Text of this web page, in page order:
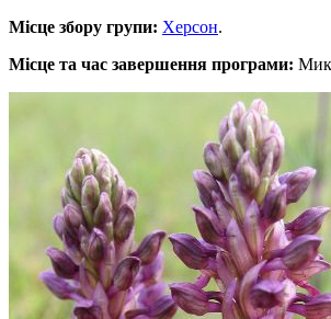
Місце збору групи: Херсон.
Місце та час завершення програми: